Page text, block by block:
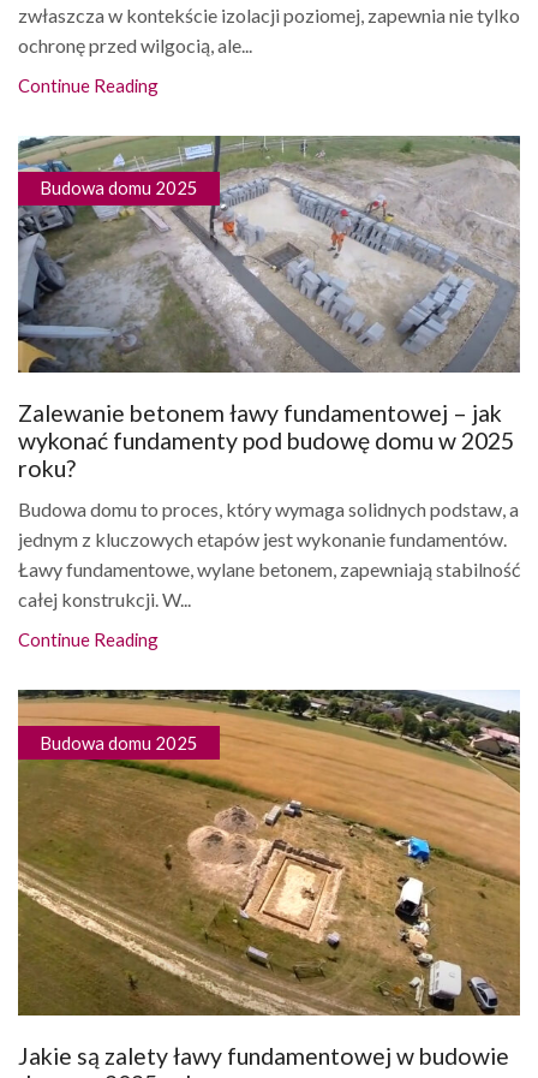
zwłaszcza w kontekście izolacji poziomej, zapewnia nie tylko
ochronę przed wilgocią, ale...
Continue Reading
Budowa domu 2025
Zalewanie betonem ławy fundamentowej – jak
wykonać fundamenty pod budowę domu w 2025
roku?
Budowa domu to proces, który wymaga solidnych podstaw, a
jednym z kluczowych etapów jest wykonanie fundamentów.
Ławy fundamentowe, wylane betonem, zapewniają stabilność
całej konstrukcji. W...
Continue Reading
Budowa domu 2025
Jakie są zalety ławy fundamentowej w budowie